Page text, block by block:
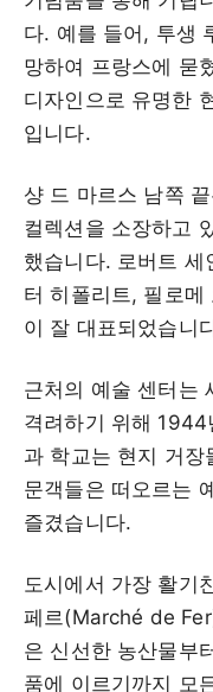
다. 예를 들어, 투생
망하여 프랑스에 묻
디자인으로 유명한
입니다.
샹 드 마르스 남쪽
컬렉션을 소장하고
했습니다. 로버트 세
터 히폴리트, 필로메
이 잘 대표되었습니
근처의 예술 센터는
격려하기 위해
과 학교는 현지 거
문객들은 떠오르는
즐겼습니다.
도시에서 가장 활기
페르(Marché de
은 신선한 농산물부
품에 이르기까지 모